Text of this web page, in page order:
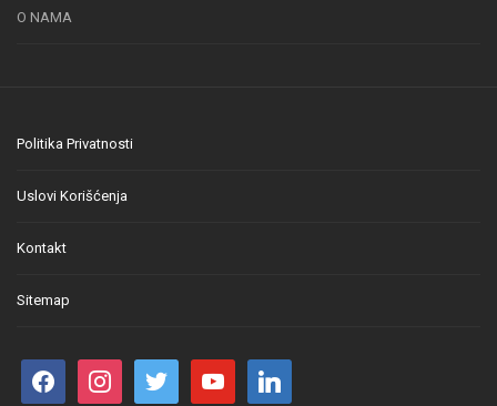
O NAMA
Politika Privatnosti
Uslovi Korišćenja
Kontakt
Sitemap